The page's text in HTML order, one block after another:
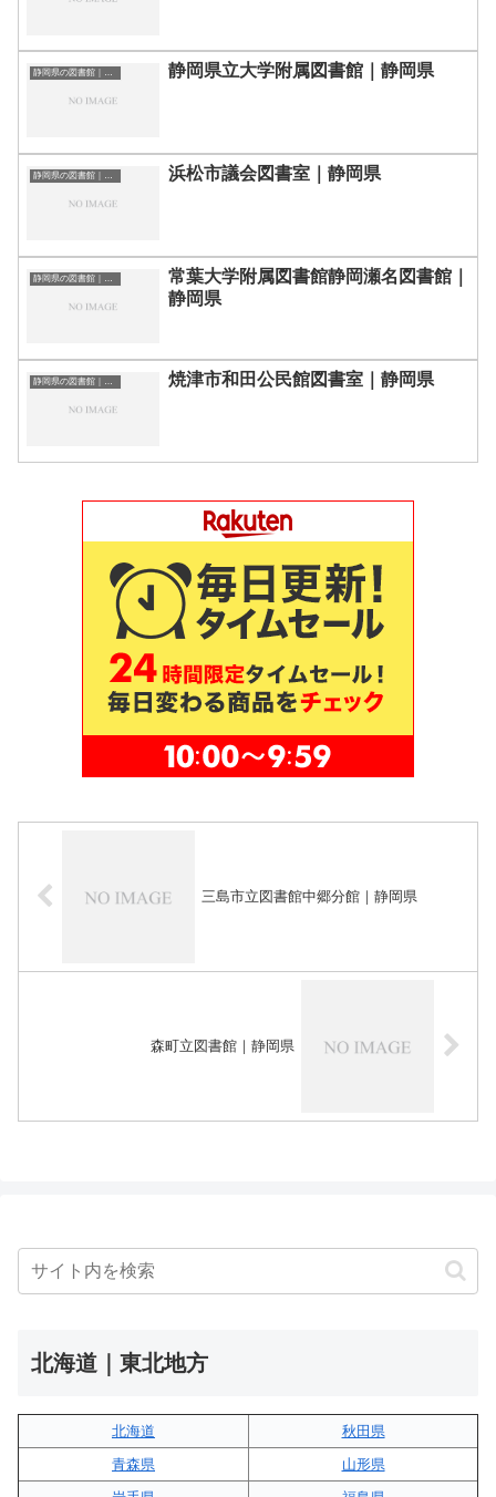
静岡県の図書館｜勉強できる場所 静岡県立大学附属図書館｜静岡県
浜松市議会図書室｜静岡県
常葉大学附属図書館静岡瀬名図書館｜
静岡県
焼津市和田公民館図書室｜静岡県
三島市立図書館中郷分館｜静岡県
森町立図書館｜静岡県
北海道｜東北地方
北海道
秋田県
青森県
山形県